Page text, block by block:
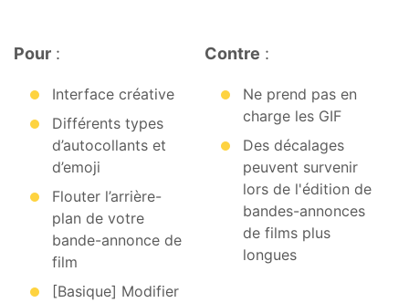
Pour :
Interface créative
Différents types
d’autocollants et
d’emoji
Flouter l’arrière-
plan de votre
bande-annonce de
film
[Basique] Modifier
Contre :
Ne prend pas en
charge les GIF
Des décalages
peuvent survenir
lors de l'édition de
bandes-annonces
de films plus
longues